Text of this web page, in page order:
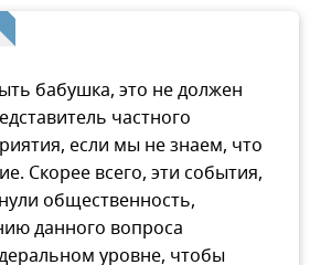
бабушка, это не должен
частного
если мы не знаем, что
Скорее всего, эти события,
общественность,
данного вопроса
уровне, чтобы